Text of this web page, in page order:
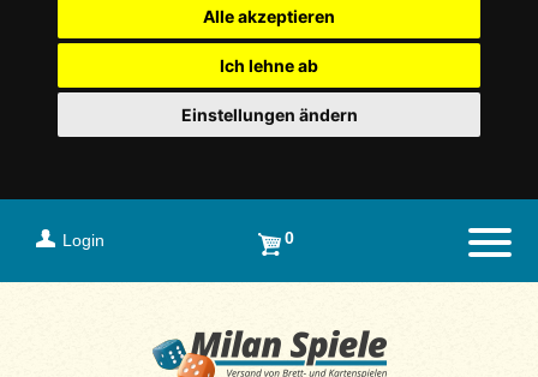
Alle akzeptieren
Ich lehne ab
Einstellungen ändern
Login 0